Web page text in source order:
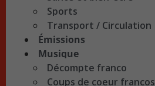
Sports
Transport / Circulation
Émissions
Musique
Décompte franco
Coups de coeur francos